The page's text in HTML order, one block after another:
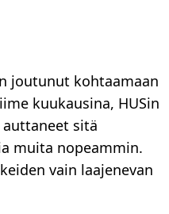
joutunut kohtaamaan
kuukausina, HUSin
sitä
muita nopeammin.
vain laajenevan